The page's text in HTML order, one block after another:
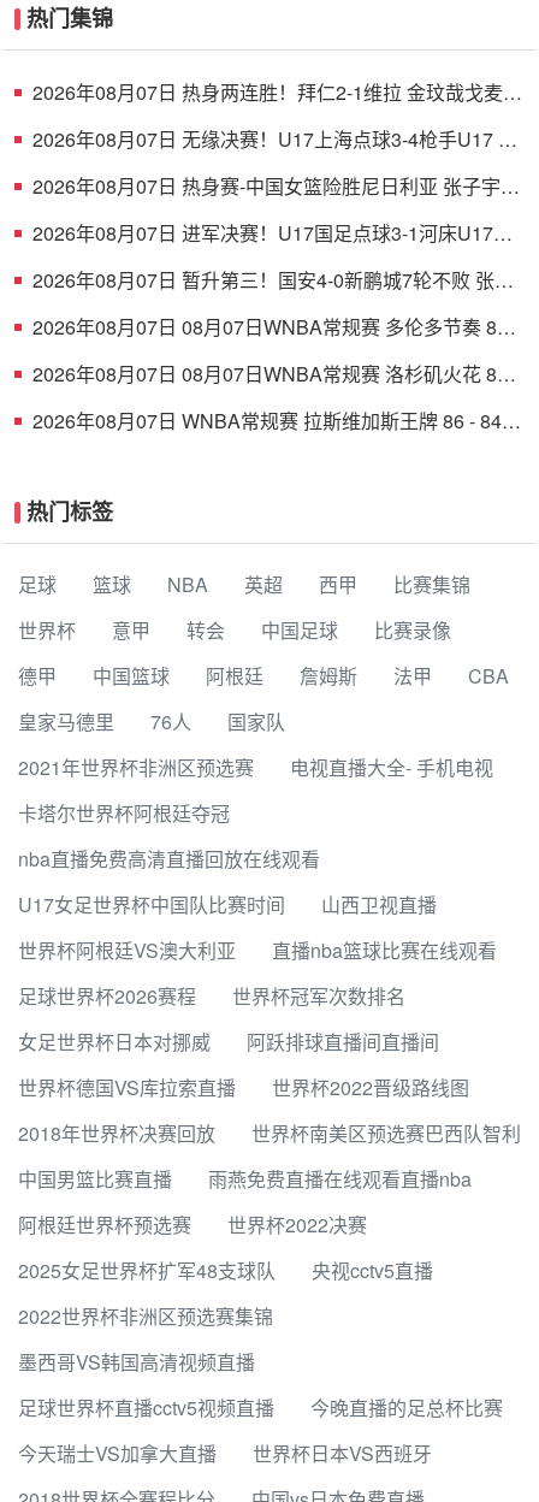
热门集锦
2026年08月07日 热身两连胜！拜仁2-1维拉 金玟哉戈麦斯
2026年08月07日 无缘决赛！U17上海点球3-4枪手U17 李
2026年08月07日 热身赛-中国女篮险胜尼日利亚 张子宇
2026年08月07日 进军决赛！U17国足点球3-1河床U17将
2026年08月07日 暂升第三！国安4-0新鹏城7轮不败 张玉
2026年08月07日 08月07日WNBA常规赛 多伦多节奏 83 -
2026年08月07日 08月07日WNBA常规赛 洛杉矶火花 89 -
2026年08月07日 WNBA常规赛 拉斯维加斯王牌 86 - 84
热门标签
足球 篮球 NBA 英超 西甲
比赛集锦
世界杯
意甲 转会 中国足球
比赛录像
德甲
中国篮球 阿根廷 詹姆斯 法甲
CBA
皇家马德里
76人
国家队
2021年世界杯非洲区预选赛
电视直播大全- 手机电视
卡塔尔世界杯阿根廷夺冠
nba直播免费高清直播回放在线观看
U17女足世界杯中国队比赛时间
山西卫视直播
世界杯阿根廷VS澳大利亚
直播nba篮球比赛在线观看
足球世界杯2026赛程
世界杯冠军次数排名
女足世界杯日本对挪威
阿跃排球直播间直播间
世界杯德国VS库拉索直播
世界杯2022晋级路线图
2018年世界杯决赛回放
世界杯南美区预选赛巴西队智利
中国男篮比赛直播
雨燕免费直播在线观看直播nba
阿根廷世界杯预选赛
世界杯2022决赛
2025女足世界杯扩军48支球队
央视cctv5直播
2022世界杯非洲区预选赛集锦
墨西哥VS韩国高清视频直播
足球世界杯直播cctv5视频直播
今晚直播的足总杯比赛
今天瑞士VS加拿大直播
世界杯日本VS西班牙